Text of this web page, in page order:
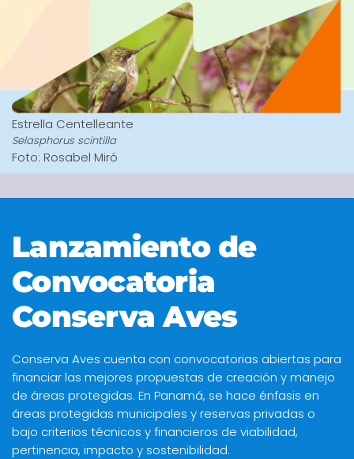
Estrella Centelleante
Selasphorus scintilla
Foto: Rosabel Miró
Lanzamiento de
Convocatoria
Conserva Aves
Conserva Aves cuenta con convocatorias abiertas para
financiar las mejores propuestas de creación y manejo
de áreas protegidas. En Panamá, se hace énfasis en
áreas protegidas municipales y reservas privadas o
bajo criterios técnicos y financieros de viabilidad,
pertinencia, impacto y sostenibilidad.